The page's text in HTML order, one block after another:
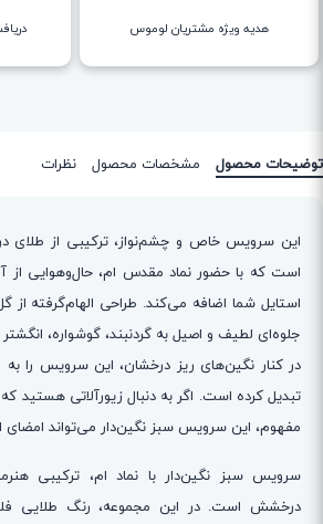
هدیه ویژه مشتریان لوموس دریافت
توضیحات محصول مشخصات محصول نظرات
این سرویس خاص و چشم‌نواز، ترکیبی از طلای
است که با حضور نماد مقدس ام، حال‌وهوایی از
استایل شما اضافه می‌کند. طراحی الهام‌گرفته از
جلوه‌ای لطیف و اصیل به گردنبند، گوشواره،
در کنار نگین‌های ریز درخشان، این سرویس را
تبدیل کرده است. اگر به دنبال زیورآلاتی هستید
مفهوم، این سرویس سبز نگین‌دار می‌تواند امضای
سرویس سبز نگین‌دار با نماد ام، ترکیبی
درخشش است. در این مجموعه، رنگ طلایی